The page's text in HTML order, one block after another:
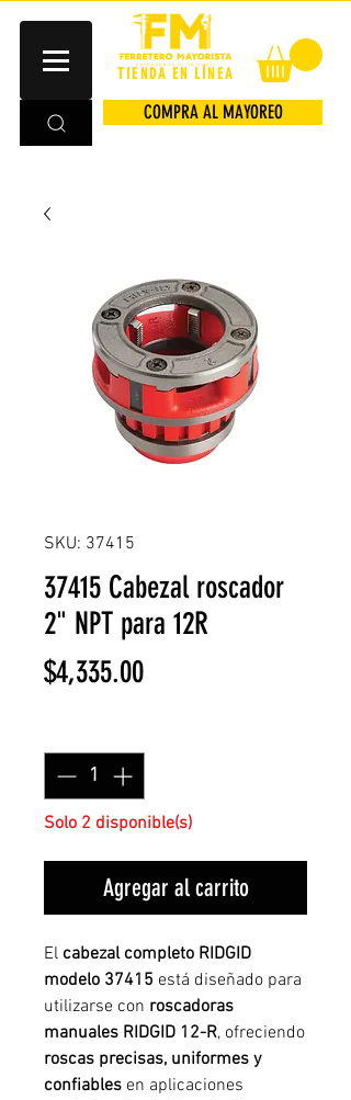
TIENDA EN LÍNEA
COMPRA AL MAYOREO
SKU: 37415
37415 Cabezal roscador
2" NPT para 12R
$4,335.00Precio
Solo 2 disponible(s)
Agregar al carrito
El cabezal completo RIDGID
modelo 37415 está diseñado para
utilizarse con roscadoras
manuales RIDGID 12-R, ofreciendo
roscas precisas, uniformes y
confiables en aplicaciones